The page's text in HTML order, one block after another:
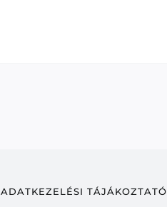
ADATKEZELÉSI TÁJÁKOZTATÓ